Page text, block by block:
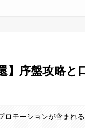
】序盤攻略
モーションが含まれる